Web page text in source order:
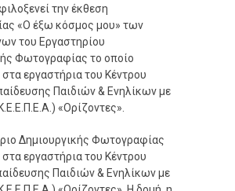
την έκθεση
«Ο έξω κόσμος μου» των
του Εργαστηρίου
Φωτογραφίας το οποίο
εργαστήρια του Κέντρου
Παιδιών & Ενηλίκων με
«Ορίζοντες».
Δημιουργικής Φωτογραφίας
εργαστήρια του Κέντρου
Παιδιών & Ενηλίκων με